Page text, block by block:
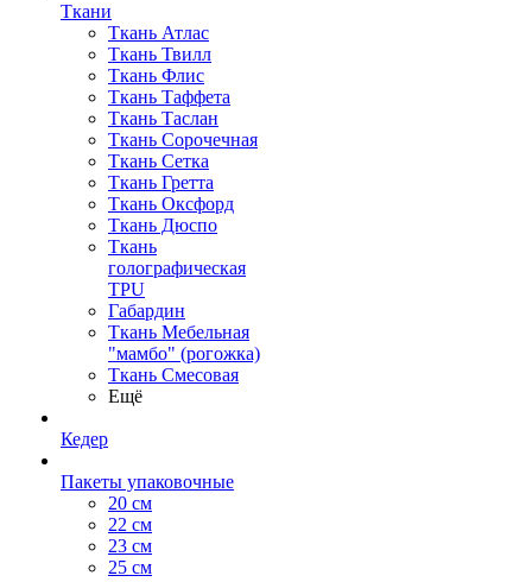
Ткани
Ткань Атлас
Ткань Твилл
Ткань Флис
Ткань Таффета
Ткань Таслан
Ткань Сорочечная
Ткань Сетка
Ткань Гретта
Ткань Оксфорд
Ткань Дюспо
Ткань
голографическая
TPU
Габардин
Ткань Мебельная
"мамбо" (рогожка)
Ткань Смесовая
Ещё
Кедер
Пакеты упаковочные
20 см
22 см
23 см
25 см